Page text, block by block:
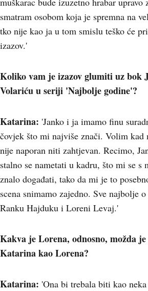
smatram osobom koja je spremna na
tko nije kao ja u tom smislu teško će
izazov.'
Koliko vam je izazov glumiti uz bok
Volariću u seriji 'Najbolje godine'?
Katarina: 'Janko i ja imamo finu
čovjek što mi najviše znači. Volim kad
nije naporan niti zahtjevan. Recimo,
stalno se nametati u kadru, što mi se s
znalo događati, tako da mi je to
scena snimamo zajedno. Sve najbolje
Ranku Hajduku i Loreni Levaj.'
Kakva je Lorena, odnosno, možda
Katarina kao Lorena?
Katarina: 'Ona bi trebala biti kao